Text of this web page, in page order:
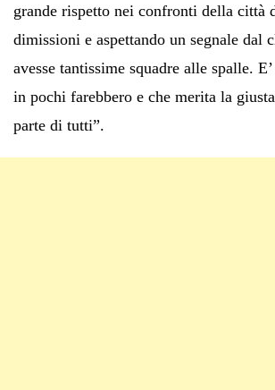
grande rispetto nei confronti della città
dimissioni e aspettando un segnale dal
avesse tantissime squadre alle spalle.
in pochi farebbero e che merita la
parte di tutti”.